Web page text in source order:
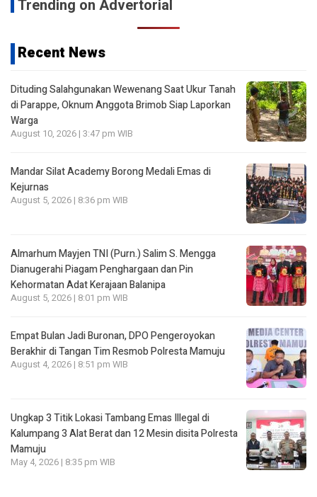
Trending on Advertorial
Recent News
Dituding Salahgunakan Wewenang Saat Ukur Tanah
di Parappe, Oknum Anggota Brimob Siap Laporkan
Warga
August 10, 2026 | 3:47 pm WIB
Mandar Silat Academy Borong Medali Emas di
Kejurnas
August 5, 2026 | 8:36 pm WIB
Almarhum Mayjen TNI (Purn.) Salim S. Mengga
Dianugerahi Piagam Penghargaan dan Pin
Kehormatan Adat Kerajaan Balanipa
August 5, 2026 | 8:01 pm WIB
Empat Bulan Jadi Buronan, DPO Pengeroyokan
Berakhir di Tangan Tim Resmob Polresta Mamuju
August 4, 2026 | 8:51 pm WIB
Ungkap 3 Titik Lokasi Tambang Emas Illegal di
Kalumpang 3 Alat Berat dan 12 Mesin disita Polresta
Mamuju
May 4, 2026 | 8:35 pm WIB